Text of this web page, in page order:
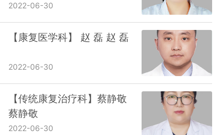
2022-06-30
【康复医学科】 赵 磊 赵 磊
2022-06-30
【传统康复治疗科】蔡静敬
蔡静敬
2022-06-30